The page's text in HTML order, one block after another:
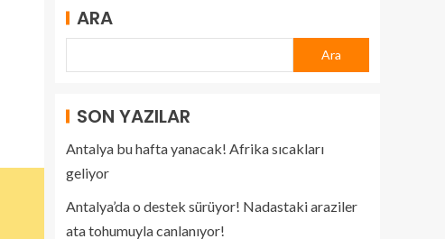
ARA
Ara
SON YAZILAR
Antalya bu hafta yanacak! Afrika sıcakları
geliyor
Antalya’da o destek sürüyor! Nadastaki araziler
ata tohumuyla canlanıyor!